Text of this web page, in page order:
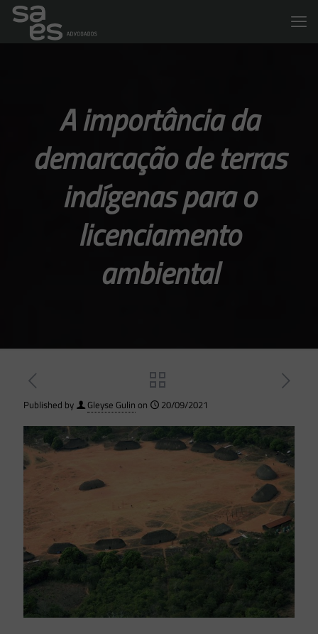
A importância da
demarcação de terras
indígenas para o
licenciamento
ambiental
Published by Gleyse Gulin on 20/09/2021